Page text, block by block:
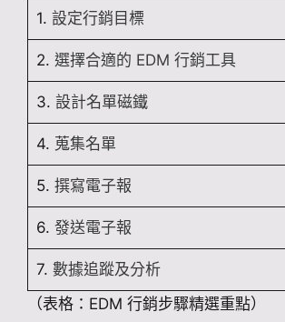
1. 設定行銷目標
2. 選擇合適的 EDM 行銷工具
3. 設計名單磁鐵
4. 蒐集名單
5. 撰寫電子報
6. 發送電子報
7. 數據追蹤及分析
（表格：EDM 行銷步驟精選重點）